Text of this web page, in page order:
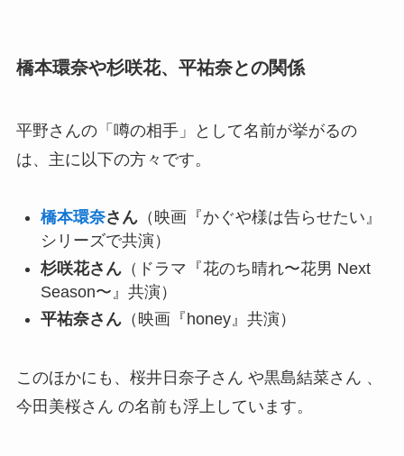
橋本環奈や杉咲花、平祐奈との関係
平野さんの「噂の相手」として名前が挙がるの
は、主に以下の方々です。
橋本環奈さん（映画『かぐや様は告らせたい』
シリーズで共演）
杉咲花さん（ドラマ『花のち晴れ〜花男 Next
Season〜』共演）
平祐奈さん（映画『honey』共演）
このほかにも、桜井日奈子さん や黒島結菜さん 、
今田美桜さん の名前も浮上しています。